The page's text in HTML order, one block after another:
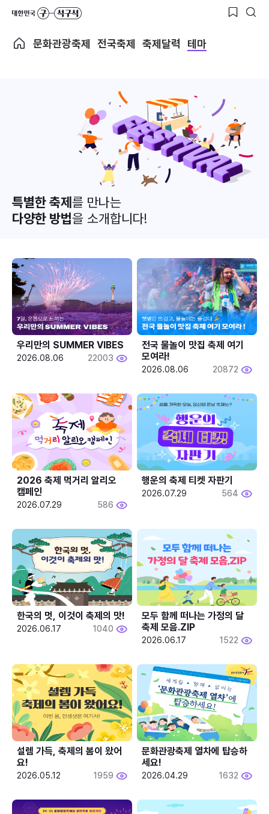
문화관광축제 전국축제 축제달력 테마
특별한 축제를 만나는
다양한 방법을 소개합니다!
우리만의 SUMMER VIBES
2026.08.06 22003
전국 물놀이 맛집 축제 여기
모여라!
2026.08.06 20872
2026 축제 먹거리 알리오
캠페인
2026.07.29 586
행운의 축제 티켓 자판기
2026.07.29 564
한국의 멋, 이것이 축제의 맛!
2026.06.17 1040
모두 함께 떠나는 가정의 달
축제 모음.ZIP
2026.06.17 1522
설렘 가득, 축제의 봄이 왔어
요!
2026.05.12 1959
문화관광축제 열차에 탑승하
세요!
2026.04.29 1632